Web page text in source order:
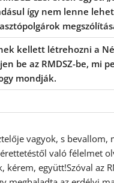
így nem lenne
kellett létrehozni a
be az RMDSZ-be, mi
mondják.
vagyok, s
való félelmet
kérem, együtt!Szóval az